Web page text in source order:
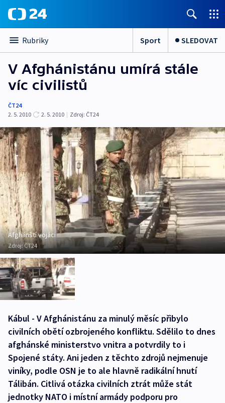
Rubriky Sport SLEDOVAT
V Afghánistánu umírá stále
víc civilistů
ČT24
2. 5. 2010
2. 5. 2010 | Zdroj: ČT24
Afghánští vojáci
Zdroj:ČT24
Kábul - V Afghánistánu za minulý měsíc přibylo
civilních obětí ozbrojeného konfliktu. Sdělilo to dnes
afghánské ministerstvo vnitra a potvrdily to i
Spojené státy. Ani jeden z těchto zdrojů nejmenuje
viníky, podle OSN je to ale hlavně radikální hnutí
Tálibán. Citlivá otázka civilních ztrát může stát
jednotky NATO i místní armády podporu pro